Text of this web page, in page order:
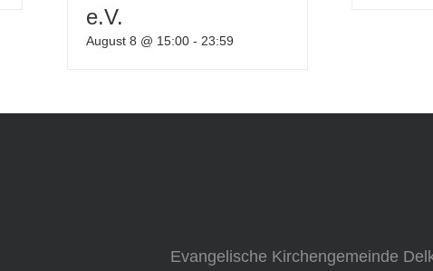
e.V.
August 8 @ 15:00- 23:59
Evangelische Kirchengemeinde